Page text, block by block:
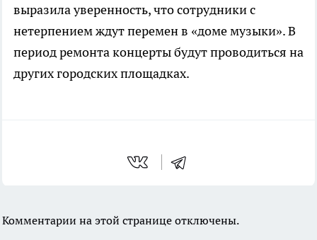
выразила уверенность, что сотрудники с
нетерпением ждут перемен в «доме музыки». В
период ремонта концерты будут проводиться на
других городских площадках.
Комментарии на этой странице отключены.